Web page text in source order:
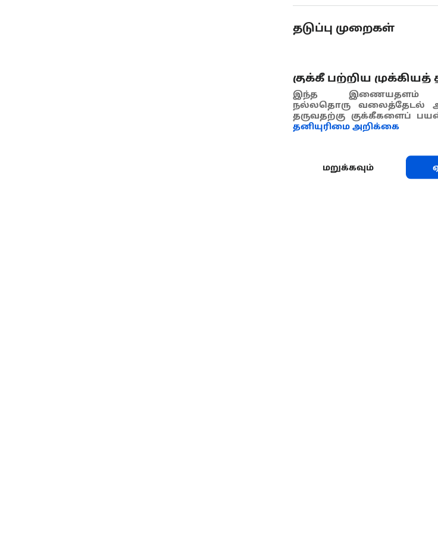
தடுப்பு முறைகள்
பழத்தோட்டத்தின்
மண்ணில் இருக்கும்
உச்சிப்பகுதிகளுக்குக்
குறிப்பாக
பூச்சியின் தாக்கம்
பகிரவும்
குக்கீ பற்றிய
இந்த இணையதளம்
நல்லதொரு வலைத்தேடல்
தருவதற்கு குக்கீகளைப்
தனியுரிமை அறிக்கை
மறுக்கவும்